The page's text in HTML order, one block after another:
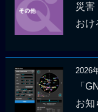
災害
おけ
2026
「
お知